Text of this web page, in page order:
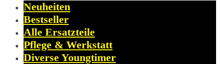
Neuheiten
Bestseller
Alle Ersatzteile
Pflege & Werkstatt
Diverse Youngtimer